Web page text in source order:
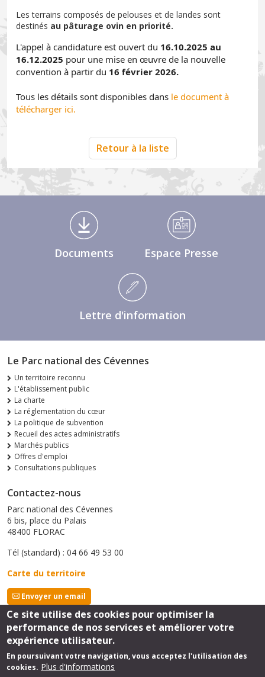
Les terrains composés de pelouses et de landes sont
destinés au pâturage ovin en priorité.
L'appel à candidature est ouvert du 16.10.2025 au
16.12.2025 pour une mise en œuvre de la nouvelle
convention à partir du 16 février 2026.
Tous les détails sont disponibles dans le document à
télécharger ici.
Retour à la liste
Médiathèque Footer
Documents Espace Presse
Lettre d'information
Le Parc national des Cévennes
Un territoire reconnu
L'établissement public
La charte
La réglementation du cœur
La politique de subvention
Recueil des actes administratifs
Marchés publics
Offres d'emploi
Consultations publiques
Contactez-nous
Parc national des Cévennes
6 bis, place du Palais
48400 FLORAC
Tél (standard) : 04 66 49 53 00
Carte du territoire
Envoyer un email
Suivez-nous
Ce site utilise des cookies pour optimiser la
performance de nos services et améliorer votre
expérience utilisateur.
En poursuivant votre navigation, vous acceptez l'utilisation des
cookies. Plus d'informations